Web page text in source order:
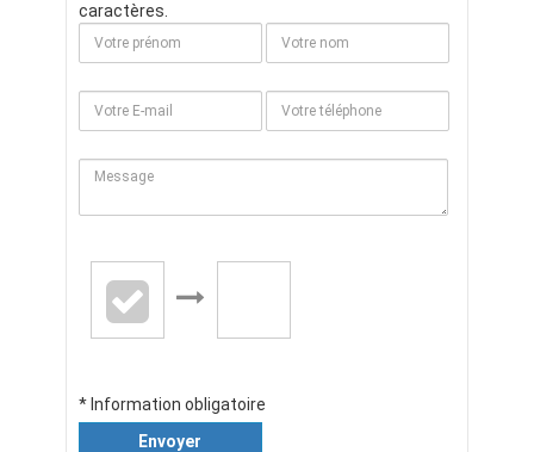
caractères.
* Information obligatoire
Envoyer